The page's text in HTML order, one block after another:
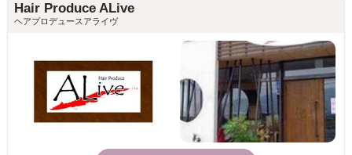
Hair Produce ALive
ヘアプロデュースアライヴ